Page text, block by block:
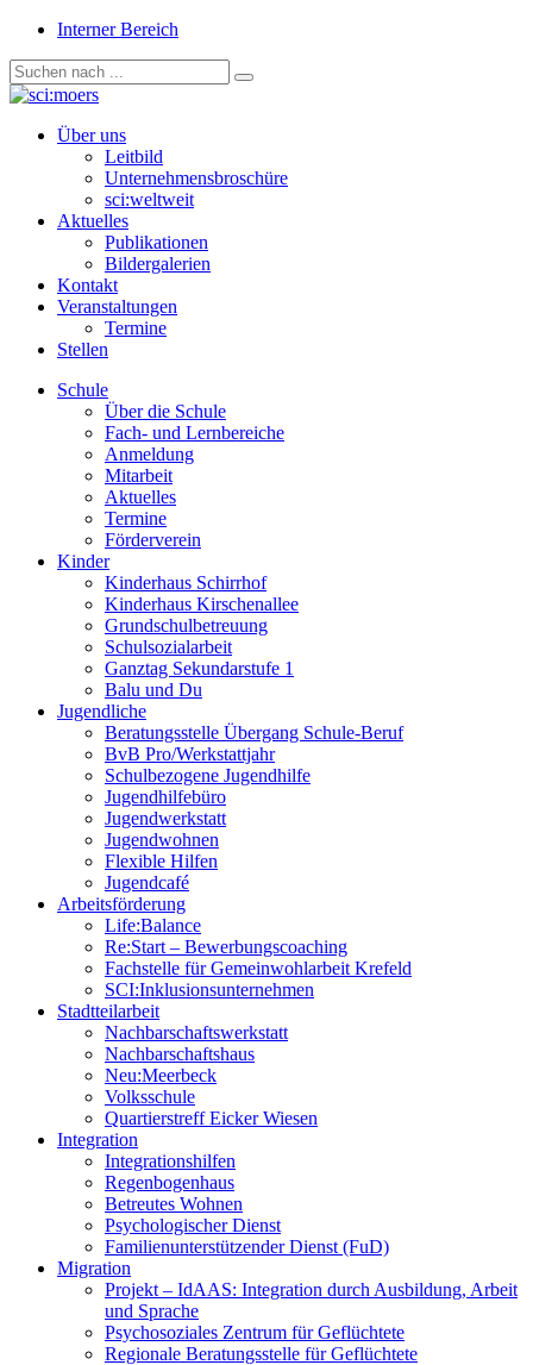
Interner Bereich
Über uns
Leitbild
Unternehmensbroschüre
sci:weltweit
Aktuelles
Publikationen
Bildergalerien
Kontakt
Veranstaltungen
Termine
Stellen
Schule
Über die Schule
Fach- und Lernbereiche
Anmeldung
Mitarbeit
Aktuelles
Termine
Förderverein
Kinder
Kinderhaus Schirrhof
Kinderhaus Kirschenallee
Grundschulbetreuung
Schulsozialarbeit
Ganztag Sekundarstufe 1
Balu und Du
Jugendliche
Beratungsstelle Übergang Schule-Beruf
BvB Pro/Werkstattjahr
Schulbezogene Jugendhilfe
Jugendhilfebüro
Jugendwerkstatt
Jugendwohnen
Flexible Hilfen
Jugendcafé
Arbeitsförderung
Life:Balance
Re:Start – Bewerbungscoaching
Fachstelle für Gemeinwohlarbeit Krefeld
SCI:Inklusionsunternehmen
Stadtteilarbeit
Nachbarschaftswerkstatt
Nachbarschaftshaus
Neu:Meerbeck
Volksschule
Quartierstreff Eicker Wiesen
Integration
Integrationshilfen
Regenbogenhaus
Betreutes Wohnen
Psychologischer Dienst
Familienunterstützender Dienst (FuD)
Migration
Projekt – IdAAS: Integration durch Ausbildung, Arbeit
und Sprache
Psychosoziales Zentrum für Geflüchtete
Regionale Beratungsstelle für Geflüchtete